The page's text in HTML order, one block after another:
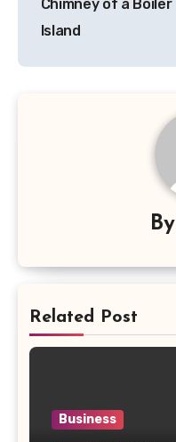
Chimney of a Boiler
Island
By
Related Post
Business